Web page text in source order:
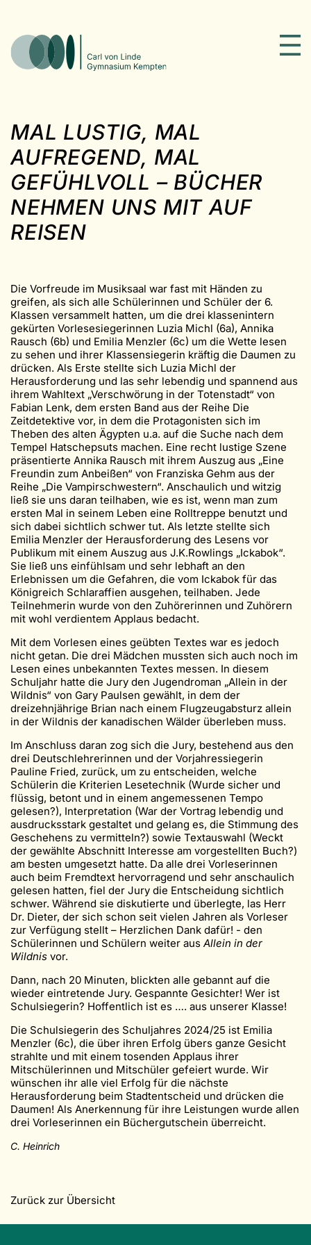
MAL LUSTIG, MAL
AUFREGEND, MAL
GEFÜHLVOLL – BÜCHER
NEHMEN UNS MIT AUF
REISEN
Die Vorfreude im Musiksaal war fast mit Händen zu
greifen, als sich alle Schülerinnen und Schüler der 6.
Klassen versammelt hatten, um die drei klassenintern
gekürten Vorlesesiegerinnen Luzia Michl (6a), Annika
Rausch (6b) und Emilia Menzler (6c) um die Wette lesen
zu sehen und ihrer Klassensiegerin kräftig die Daumen zu
drücken. Als Erste stellte sich Luzia Michl der
Herausforderung und las sehr lebendig und spannend aus
ihrem Wahltext „Verschwörung in der Totenstadt“ von
Fabian Lenk, dem ersten Band aus der Reihe Die
Zeitdetektive vor, in dem die Protagonisten sich im
Theben des alten Ägypten u.a. auf die Suche nach dem
Tempel Hatschepsuts machen. Eine recht lustige Szene
präsentierte Annika Rausch mit ihrem Auszug aus „Eine
Freundin zum Anbeißen“ von Franziska Gehm aus der
Reihe „Die Vampirschwestern“. Anschaulich und witzig
ließ sie uns daran teilhaben, wie es ist, wenn man zum
ersten Mal in seinem Leben eine Rolltreppe benutzt und
sich dabei sichtlich schwer tut. Als letzte stellte sich
Emilia Menzler der Herausforderung des Lesens vor
Publikum mit einem Auszug aus J.K.Rowlings „Ickabok“.
Sie ließ uns einfühlsam und sehr lebhaft an den
Erlebnissen um die Gefahren, die vom Ickabok für das
Königreich Schlaraffien ausgehen, teilhaben. Jede
Teilnehmerin wurde von den Zuhörerinnen und Zuhörern
mit wohl verdientem Applaus bedacht.
Mit dem Vorlesen eines geübten Textes war es jedoch
nicht getan. Die drei Mädchen mussten sich auch noch im
Lesen eines unbekannten Textes messen. In diesem
Schuljahr hatte die Jury den Jugendroman „Allein in der
Wildnis“ von Gary Paulsen gewählt, in dem der
dreizehnjährige Brian nach einem Flugzeugabsturz allein
in der Wildnis der kanadischen Wälder überleben muss.
Im Anschluss daran zog sich die Jury, bestehend aus den
drei Deutschlehrerinnen und der Vorjahressiegerin
Pauline Fried, zurück, um zu entscheiden, welche
Schülerin die Kriterien Lesetechnik (Wurde sicher und
flüssig, betont und in einem angemessenen Tempo
gelesen?), Interpretation (War der Vortrag lebendig und
ausdrucksstark gestaltet und gelang es, die Stimmung des
Geschehens zu vermitteln?) sowie Textauswahl (Weckt
der gewählte Abschnitt Interesse am vorgestellten Buch?)
am besten umgesetzt hatte. Da alle drei Vorleserinnen
auch beim Fremdtext hervorragend und sehr anschaulich
gelesen hatten, fiel der Jury die Entscheidung sichtlich
schwer. Während sie diskutierte und überlegte, las Herr
Dr. Dieter, der sich schon seit vielen Jahren als Vorleser
zur Verfügung stellt – Herzlichen Dank dafür! - den
Schülerinnen und Schülern weiter aus Allein in der
Wildnis vor.
Dann, nach 20 Minuten, blickten alle gebannt auf die
wieder eintretende Jury. Gespannte Gesichter! Wer ist
Schulsiegerin? Hoffentlich ist es …. aus unserer Klasse!
Die Schulsiegerin des Schuljahres 2024/25 ist Emilia
Menzler (6c), die über ihren Erfolg übers ganze Gesicht
strahlte und mit einem tosenden Applaus ihrer
Mitschülerinnen und Mitschüler gefeiert wurde. Wir
wünschen ihr alle viel Erfolg für die nächste
Herausforderung beim Stadtentscheid und drücken die
Daumen! Als Anerkennung für ihre Leistungen wurde allen
drei Vorleserinnen ein Büchergutschein überreicht.
C. Heinrich
Zurück zur Übersicht